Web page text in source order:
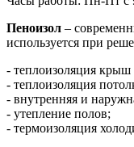
Пеноизол –
используется при
- теплоизоляция крыш
- теплоизоляция
- внутренняя и
- утепление полов;
- термоизоляция